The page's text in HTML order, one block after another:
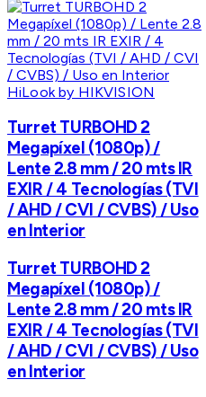
HiLook by HIKVISION
Turret TURBOHD 2
Megapíxel (1080p) /
Lente 2.8 mm / 20 mts IR
EXIR / 4 Tecnologías (TVI
/ AHD / CVI / CVBS) / Uso
en Interior
Turret TURBOHD 2
Megapíxel (1080p) /
Lente 2.8 mm / 20 mts IR
EXIR / 4 Tecnologías (TVI
/ AHD / CVI / CVBS) / Uso
en Interior